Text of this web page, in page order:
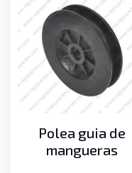
Polea guia de
mangueras